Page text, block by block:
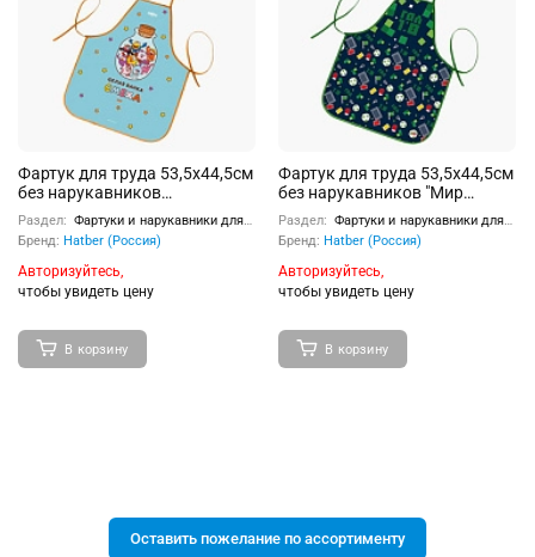
Фартук для труда 53,5х44,5см
без нарукавников
"Смешарики" в индив.упак.
Раздел: Фартуки и нарукавники для труда
Бренд: Hatber (Россия)
Авторизуйтесь,
чтобы увидеть цену
В корзину
Фартук для труда 53,5х44,5см
без нарукавников "Мир
футбола" в индив.упак.
Раздел: Фартуки и нарукавники для труда
Бренд: Hatber (Россия)
Авторизуйтесь,
чтобы увидеть цену
В корзину
Оставить пожелание по ассортименту